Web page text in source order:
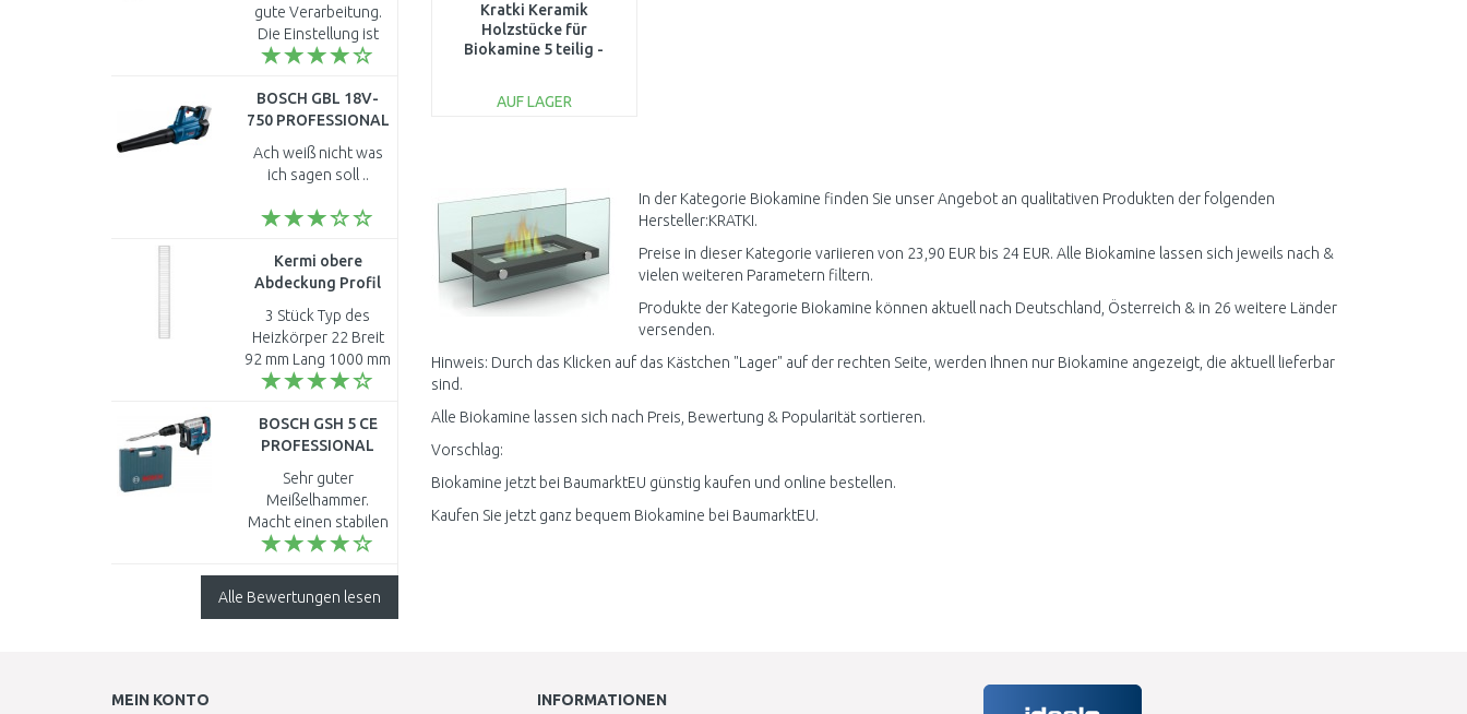
Kratki Keramik
Holzstücke für
Biokamine 5 teilig -
AUF LAGER
Vergleichen
In der Kategorie Biokamine finden Sie unser Angebot an qualitativen Produkten der folgenden
Hersteller:KRATKI.
Preise in dieser Kategorie variieren von 23,90 EUR bis 24 EUR. Alle Biokamine lassen sich jeweils nach &
vielen weiteren Parametern filtern.
Produkte der Kategorie Biokamine können aktuell nach Deutschland, Österreich & in 26 weitere Länder
versenden.
Hinweis: Durch das Klicken auf das Kästchen "Lager" auf der rechten Seite, werden Ihnen nur Biokamine angezeigt, die aktuell lieferbar
sind.
Alle Biokamine lassen sich nach Preis, Bewertung & Popularität sortieren.
Vorschlag:
Biokamine jetzt bei BaumarktEU günstig kaufen und online bestellen.
Kaufen Sie jetzt ganz bequem Biokamine bei BaumarktEU.
gute Verarbeitung.
Die Einstellung ist
etwas fummelig, aber
zu erledigen. ..
BOSCH GBL 18V-
750 PROFESSIONAL
Akku-Gebläse (solo)
06008D2000
Ach weiß nicht was
ich sagen soll ..
Kermi obere
Abdeckung Profil
22 1000 mm
ZA00170007
3 Stück Typ des
Heizkörper 22 Breit
92 mm Lang 1000 mm
Farbe Weis
Konvektoren mit
Verkleidung..
BOSCH GSH 5 CE
PROFESSIONAL
Schlaghammert
SDS-max,
0611321000
Sehr guter
Meißelhammer.
Macht einen stabilen
und professionellen
Leistung ist für
Abbrucharbeiten
Alle Bewertungen lesen
MEIN KONTO INFORMATIONEN